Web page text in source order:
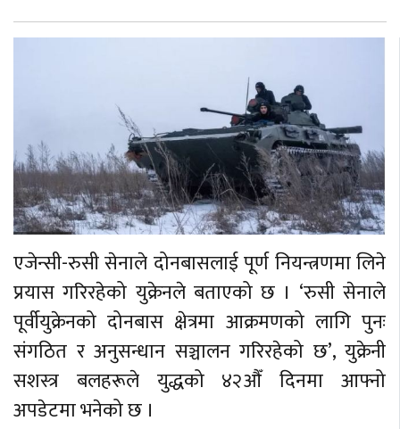
एजेन्सी-रुसी सेनाले दोनबासलाई पूर्ण नियन्त्रणमा लिने
प्रयास गरिरहेको युक्रेनले बताएको छ । ‘रुसी सेनाले
पूर्वीयुक्रेनको दोनबास क्षेत्रमा आक्रमणको लागि पुनः
संगठित र अनुसन्धान सञ्चालन गरिरहेको छ’, युक्रेनी
सशस्त्र बलहरूले युद्धको ४२औँ दिनमा आफ्नो
अपडेटमा भनेको छ ।